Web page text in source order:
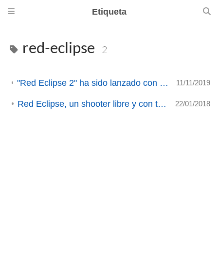
Etiqueta
red-eclipse 2
"Red Eclipse 2" ha sido lanzado con un nuevo motor gráfico (ACTUALIZADO) 11/11/2019
Red Eclipse, un shooter libre y con toques de parkour. 22/01/2018